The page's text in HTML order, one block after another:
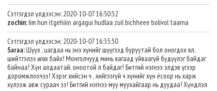
Сэтгэгдэл үлдээсэн: 2020-10-07 16:50:32
zochin:Iim hun itgehiiin argagui hudlaa zuil bichheee bolivol taarna
Сэтгэгдэл үлдээсэн: 2020-10-07 16:35:50
Saraa:Шүүх , цагдаа нь энэ хүнийг шүүгээд буруутай бол оногдох ял,
шийтгэлээ өгөх байх! Монголчууд минь яагаад уйваагүй бүдүүлэг байдаг
байнаа! Хүн алдаатай, оноотой л байдаг! Битгий нэгнээ элдэв үгээр
доромжлоочээ! Хэрэг хийсэн ч , хийгээгүй ч хүнийг хүн ёсоор нь харж
хүлээж авж сураач ээ! Битгий нэгнээ муу муухайгаар нь дуудаа! Хүндлэл